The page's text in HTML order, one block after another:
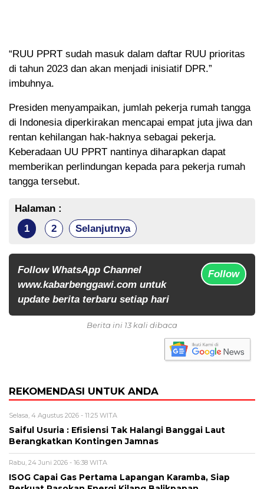
“RUU PPRT sudah masuk dalam daftar RUU prioritas
di tahun 2023 dan akan menjadi inisiatif DPR.”
imbuhnya.
Presiden menyampaikan, jumlah pekerja rumah tangga
di Indonesia diperkirakan mencapai empat juta jiwa dan
rentan kehilangan hak-haknya sebagai pekerja.
Keberadaan UU PPRT nantinya diharapkan dapat
memberikan perlindungan kepada para pekerja rumah
tangga tersebut.
Halaman :
1
2 Selanjutnya
Follow WhatsApp Channel
www.kabarbenggawi.com untuk
update berita terbaru setiap hari
Follow
Berita ini 13 kali dibaca
REKOMENDASI UNTUK ANDA
Selasa, 4 Agustus 2026 - 11:25 WITA
Saiful Usuria : Efisiensi Tak Halangi Banggai Laut
Berangkatkan Kontingen Jamnas
Rabu, 24 Juni 2026 - 16:38 WITA
ISOG Capai Gas Pertama Lapangan Karamba, Siap